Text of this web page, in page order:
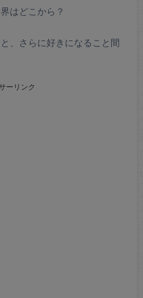
はどこから？
、さらに好きになること間
ーリンク